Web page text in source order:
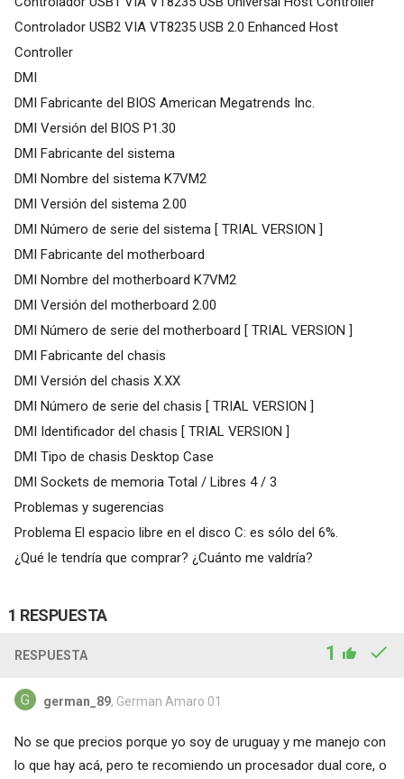
Controlador USB2 VIA VT8235 USB 2.0 Enhanced Host
Controller
DMI
DMI Fabricante del BIOS American Megatrends Inc.
DMI Versión del BIOS P1.30
DMI Fabricante del sistema
DMI Nombre del sistema K7VM2
DMI Versión del sistema 2.00
DMI Número de serie del sistema [ TRIAL VERSION ]
DMI Fabricante del motherboard
DMI Nombre del motherboard K7VM2
DMI Versión del motherboard 2.00
DMI Número de serie del motherboard [ TRIAL VERSION ]
DMI Fabricante del chasis
DMI Versión del chasis X.XX
DMI Número de serie del chasis [ TRIAL VERSION ]
DMI Identificador del chasis [ TRIAL VERSION ]
DMI Tipo de chasis Desktop Case
DMI Sockets de memoria Total / Libres 4 / 3
Problemas y sugerencias
Problema El espacio libre en el disco C: es sólo del 6%.
¿Qué le tendría que comprar? ¿Cuánto me valdría?
1 RESPUESTA
RESPUESTA 1
german_89, German Amaro 01
No se que precios porque yo soy de uruguay y me manejo con
lo que hay acá, pero te recomiendo un procesador dual core, o